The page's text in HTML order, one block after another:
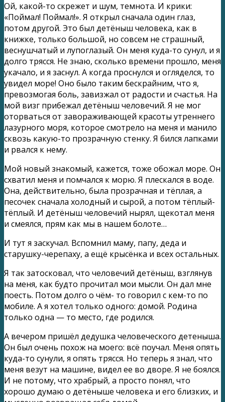
Ой, какой-то скрежет и шум, темнота. И крики:
«Поймал! Поймал!». Я открыл сначала один глаз,
потом другой. Это был детёныш человека, как в
книжке, только большой, но совсем не страшный,
веснушчатый и лупоглазый. Он меня куда-то сунул, и я
долго трясся. Не знаю, сколько времени прошло, меня
укачало, и я заснул. А когда проснулся и огляделся, то
увидел море! Оно было таким бескрайним, что я,
превозмогая боль, завизжал от радости и счастья. На
мой визг прибежал детёныш человечий. Я не мог
оторваться от завораживающей красоты утреннего
лазурного моря, которое смотрело на меня и манило
сквозь какую-то прозрачную стенку. Я бился лапками
и рвался к нему.
Мой новый знакомый, кажется, тоже обожал море. Он
схватил меня и помчался к морю. Я плескался в воде.
Она, действительно, была прозрачная и тёплая, а
песочек сначала холодный и сырой, а потом тёплый-
тёплый. И детёныш человечий нырял, щекотал меня
и смеялся, прям как мы в нашем болоте…
И тут я заскучал. Вспомнил маму, папу, деда и
старушку-черепаху, а ещё крысёнка и всех остальных.
Я так затосковал, что человечий детёныш, взглянув
на меня, как будто прочитал мои мысли. Он дал мне
поесть. Потом долго о чём- то говорил с кем-то по
мобиле. А я хотел только одного: домой. Родина
только одна — то место, где родился.
А вечером пришёл дедушка человеческого детеныша.
Он был очень похож на моего: всё поучал. Меня опять
куда-то сунули, я опять трясся. Но теперь я знал, что
меня везут на машине, видел ее во дворе. Я не боялся.
И не потому, что храбрый, а просто понял, что
хорошо думаю о детёныше человека и его близких, и